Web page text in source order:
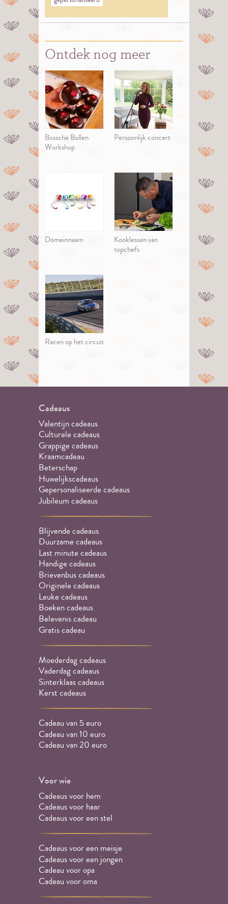
Ontdek nog meer
Bossche Bollen
Workshop
Persoonlijk concert
Domeinnaam
Kooklessen van
topchefs
Racen op het circuit
Cadeaus
Valentijn cadeaus
Culturele cadeaus
Grappige cadeaus
Kraamcadeau
Beterschap
Huwelijkscadeaus
Gepersonaliseerde cadeaus
Jubileum cadeaus
Blijvende cadeaus
Duurzame cadeaus
Last minute cadeaus
Handige cadeaus
Brievenbus cadeaus
Originele cadeaus
Leuke cadeaus
Boeken cadeaus
Belevenis cadeau
Gratis cadeau
Moederdag cadeaus
Vaderdag cadeaus
Sinterklaas cadeaus
Kerst cadeaus
Cadeau van 5 euro
Cadeau van 10 euro
Cadeau van 20 euro
Voor wie
Cadeaus voor hem
Cadeaus voor haar
Cadeaus voor een stel
Cadeaus voor een meisje
Cadeaus voor een jongen
Cadeau voor opa
Cadeau voor oma